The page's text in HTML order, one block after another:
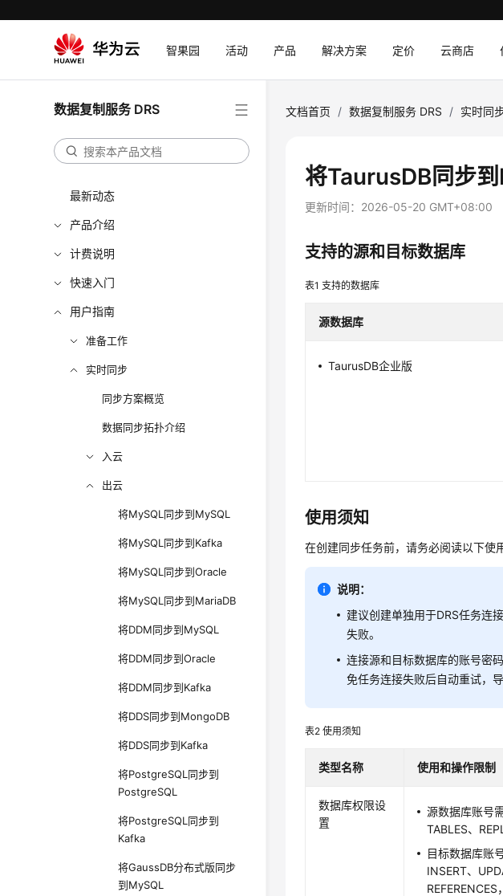
智果园 活动 产品 解决方案 定价 云商店
数据复制服务 DRS
最新动态
产品介绍
计费说明
快速入门
用户指南
准备工作
实时同步
同步方案概览
数据同步拓扑介绍
入云
出云
将MySQL同步到MySQL
将MySQL同步到Kafka
将MySQL同步到Oracle
将MySQL同步到MariaDB
将DDM同步到MySQL
将DDM同步到Oracle
将DDM同步到Kafka
将DDS同步到MongoDB
将DDS同步到Kafka
将PostgreSQL同步到
PostgreSQL
将PostgreSQL同步到
Kafka
将GaussDB分布式版同步
到MySQL
文档首页 / 数据复制服务 DRS / 实时同
将TaurusDB同步
更新时间： 2026-05-20 GMT+08:00
支持的源和目标数据库
表1 支持的数据库
源数据库
TaurusDB企业版
使用须知
在创建同步任务前，请务必阅读以下使
说明：
建议创建单独用于DRS任务连
失败。
连接源和目标数据库的账号密
免任务连接失败后自动重试，
表2使用须知
类型名称 使用和操作限制
数据库权限设
置
源数据库账号
TABLES、
目标数据库账
INSERT、